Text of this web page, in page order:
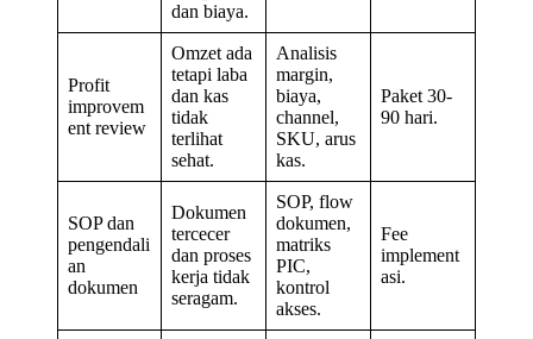
dan biaya.
Profit
improvem
ent review
Omzet ada
tetapi laba
dan kas
tidak
terlihat
sehat.
Analisis
margin,
biaya,
channel,
SKU, arus
kas.
Paket 30-
90 hari.
SOP dan
pengendali
an
dokumen
Dokumen
tercecer
dan proses
kerja tidak
seragam.
SOP, flow
dokumen,
matriks
PIC,
kontrol
akses.
Fee
implement
asi.